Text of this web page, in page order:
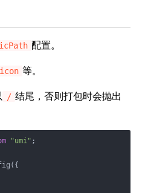
配置。
等。
/ 结尾，否则打包时会抛出
"umi" ;